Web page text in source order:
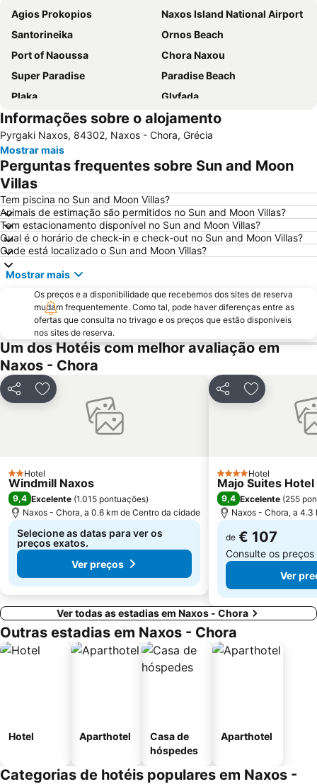
Agios Prokopios
Naxos Island National Airport
Santorineika
Ornos Beach
Port of Naoussa
Chora Naxou
Super Paradise
Paradise Beach
Plaka
Glyfada
Punda Beach Club
Psaraliki
Mylopotas Beach
Paranga Beach
Psarou Beach
Chryssi Akti
Elia
Panagia Filotitisa
Agrari
Informações sobre o alojamento
Pyrgaki Naxos, 84302, Naxos - Chora, Grécia
Mostrar mais
Perguntas frequentes sobre Sun and Moon
Villas
Tem piscina no Sun and Moon Villas?
Animais de estimação são permitidos no Sun and Moon Villas?
Tem estacionamento disponível no Sun and Moon Villas?
Qual é o horário de check-in e check-out no Sun and Moon Villas?
Onde está localizado o Sun and Moon Villas?
Mostrar mais
Os preços e a disponibilidade que recebemos dos sites de reserva
mudam frequentemente. Como tal, pode haver diferenças entre as
ofertas que consulta no trivago e os preços que estão disponíveis
nos sites de reserva.
Um dos Hotéis com melhor avaliação em
Naxos - Chora
PartilharAdicionar aos favoritos
2 Estrelas
Hotel
Windmill Naxos
9,4 Excelente (1.015 pontuações)
Naxos - Chora, a 0.6 km de Centro da cidade
Selecione as datas para ver os
preços exatos.
Ver preços
PartilharAdicionar
4 Estrelas
Hotel
Majo Suites Hotel
9,4 Excelente (255
Naxos - Chora, a 4.3
de € 107
Consulte os
Ver
Ver todas as estadias em Naxos - Chora
Outras estadias em Naxos - Chora
Hotel Aparthotel
Casa de
hóspedes
Aparthotel
Categorias de hotéis populares em Naxos -